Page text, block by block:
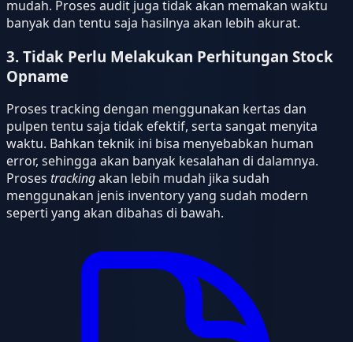
mudah. Proses audit juga tidak akan memakan waktu
banyak dan tentu saja hasilnya akan lebih akurat.
3. Tidak Perlu Melakukan Perhitungan Stock
Opname
Proses tracking dengan menggunakan kertas dan
pulpen tentu saja tidak efektif, serta sangat menyita
waktu. Bahkan teknik ini bisa menyebabkan human
error, sehingga akan banyak kesalahan di dalamnya.
Proses trackingakan lebih mudah jika sudah
menggunakan jenis inventory yang sudah modern
seperti yang akan dibahas di bawah.